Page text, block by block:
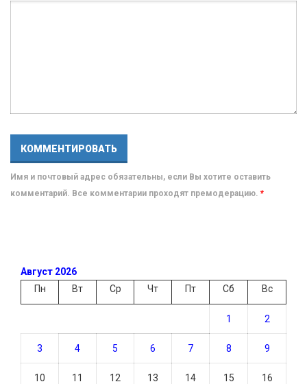
Имя и почтовый адрес обязательны, если Вы хотите оставить
комментарий. Все комментарии проходят премодерацию. *
Август 2026
Пн
Вт Ср Чт Пт Сб Вс
1 2
3 4 5 6 7 8 9
10 11 12 13 14 15 16